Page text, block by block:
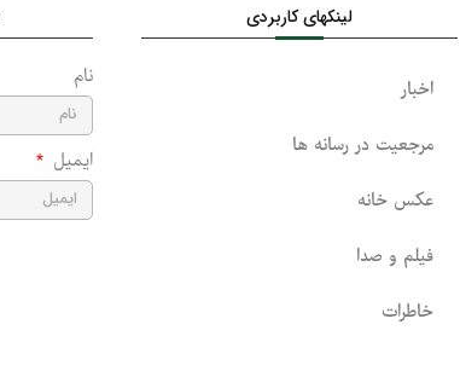
لینکهای کاربردی
اخبار
مرجعیت در رسانه ها
عکس خانه
فیلم و صدا
خاطرات
نام
ایمیل